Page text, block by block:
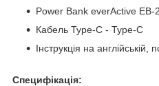
Power Bank everActive EB-
Кабель Type-C - Type-С
Інструкція на англійській,
Специфікація: